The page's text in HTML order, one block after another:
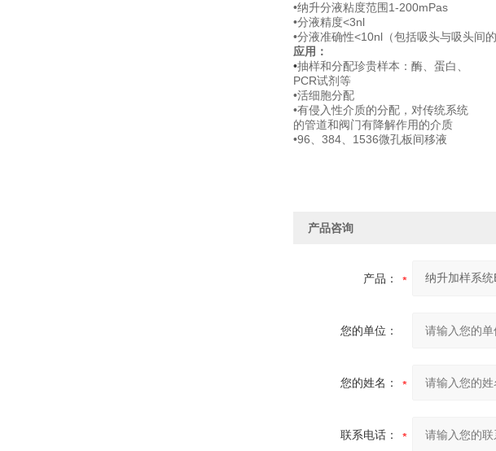
•纳升分液粘度范围1-200mPas
•分液精度<3nl
•分液准确性<10nl（包括吸头与吸头间的
应用：
•抽样和分配珍贵样本：酶、蛋白、
PCR试剂等
•活细胞分配
•有侵入性介质的分配，对传统系统
的管道和阀门有降解作用的介质
•96、384、1536微孔板间移液
产品咨询
产品：
您的单位：
您的姓名：
联系电话：